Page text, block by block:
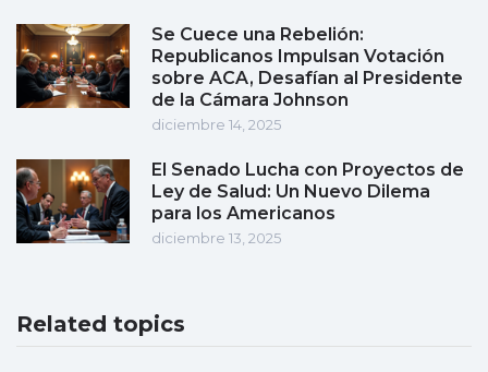
Se Cuece una Rebelión:
Republicanos Impulsan Votación
sobre ACA, Desafían al Presidente
de la Cámara Johnson
diciembre 14, 2025
El Senado Lucha con Proyectos de
Ley de Salud: Un Nuevo Dilema
para los Americanos
diciembre 13, 2025
Related topics